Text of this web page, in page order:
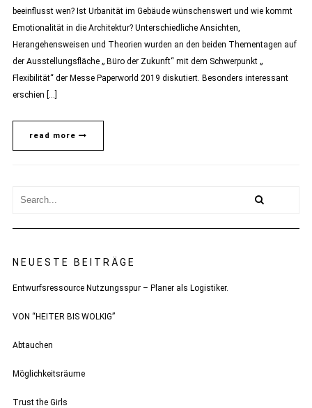
beeinflusst wen? Ist Urbanität im Gebäude wünschenswert und wie kommt
Emotionalität in die Architektur? Unterschiedliche Ansichten,
Herangehensweisen und Theorien wurden an den beiden Thementagen auf
der Ausstellungsfläche „ Büro der Zukunft“ mit dem Schwerpunkt „
Flexibilität“ der Messe Paperworld 2019 diskutiert. Besonders interessant
erschien […]
read more
NEUESTE BEITRÄGE
Entwurfsressource Nutzungsspur – Planer als Logistiker.
VON “HEITER BIS WOLKIG”
Abtauchen
Möglichkeitsräume
Trust the Girls